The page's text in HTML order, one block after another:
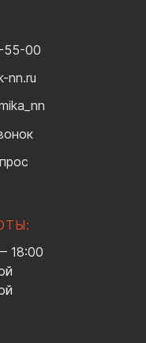
55-00
nn.ru
18:00